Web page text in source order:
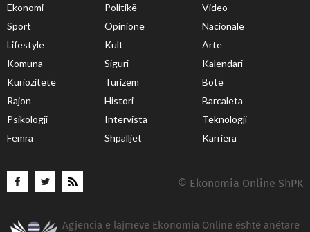
Ekonomi Politikë
Video
Sport
Opinione
Nacionale
Lifestyle
Kult
Arte
Komuna
Siguri
Kalendari
Kuriozitete
Turizëm
Botë
Rajon
Histori
Barcaleta
Psikologji
Intervista
Teknologji
Femra
Shpalljet Karriera
© Ekonomia Online ShPK
Agjencia e lajmeve Ekonomia Online është anëtare